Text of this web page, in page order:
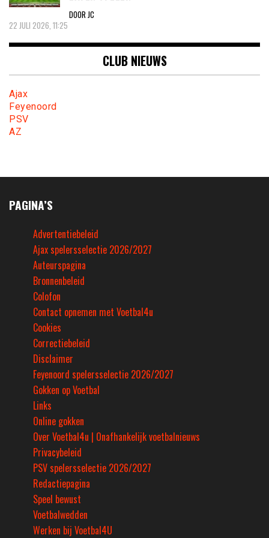
DOOR JC
22 JULI 2026, 11:25
CLUB NIEUWS
Ajax
Feyenoord
PSV
AZ
PAGINA’S
Advertentiebeleid
Ajax spelersselectie 2026/2027
Auteurspagina
Bronnenbeleid
Colofon
Contact opnemen met Voetbal4u
Cookies
Correctiebeleid
Disclaimer
Feyenoord spelersselectie 2026/2027
Gokken op Voetbal
Links
Online gokken
Over Voetbal4u | Onafhankelijk voetbalnieuws
Privacybeleid
PSV spelersselectie 2026/2027
Redactiepagina
Speel bewust
Voetbalwedden
Werken bij Voetbal4U